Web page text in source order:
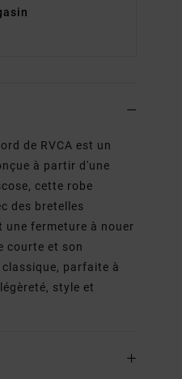
de RVCA est un
à partir d'une
cette robe
des bretelles
une fermeture à nouer
courte et son
parfaite à
style et